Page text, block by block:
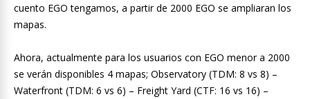
cuento EGO tengamos, a partir de 2000 EGO se ampliaran los
mapas.
Ahora, actualmente para los usuarios con EGO menor a 2000
se verán disponibles 4 mapas; Observatory (TDM: 8 vs 8) –
Waterfront (TDM: 6 vs 6) – Freight Yard (CTF: 16 vs 16) –